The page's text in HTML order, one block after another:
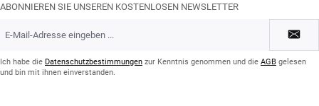
ABONNIEREN SIE UNSEREN KOSTENLOSEN NEWSLETTER
Mail-
*Ich habe die Datenschutzbestimmungen zur Kenntnis genommen und die AGB gelesen
und bin mit ihnen einverstanden.